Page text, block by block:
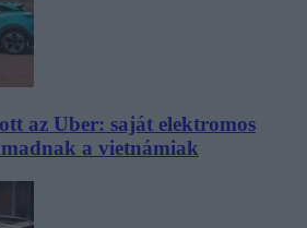
az Uber: saját elektromos
a vietnámiak